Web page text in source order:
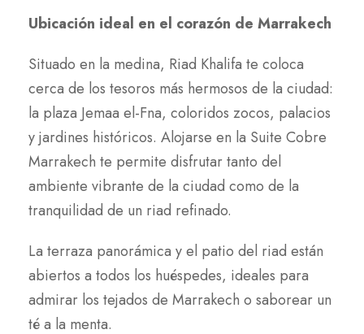
Ubicación ideal en el corazón de Marrakech
Situado en la medina, Riad Khalifa te coloca
cerca de los tesoros más hermosos de la ciudad:
la plaza Jemaa el-Fna, coloridos zocos, palacios
y jardines históricos. Alojarse en la Suite Cobre
Marrakech te permite disfrutar tanto del
ambiente vibrante de la ciudad como de la
tranquilidad de un riad refinado.
La terraza panorámica y el patio del riad están
abiertos a todos los huéspedes, ideales para
admirar los tejados de Marrakech o saborear un
té a la menta.